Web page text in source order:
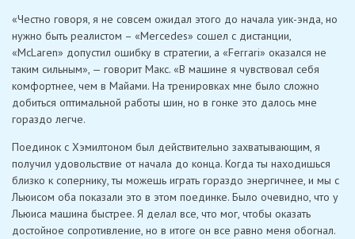
«Честно говоря, я не совсем ожидал этого до начала уик-энда, но
нужно быть реалистом – «Mercedes» сошел с дистанции,
«McLaren» допустил ошибку в стратегии, а «Ferrari» оказался не
таким сильным», — говорит Макс. «В машине я чувствовал себя
комфортнее, чем в Майами. На тренировках мне было сложно
добиться оптимальной работы шин, но в гонке это далось мне
гораздо легче.
Поединок с Хэмилтоном был действительно захватывающим, я
получил удовольствие от начала до конца. Когда ты находишься
близко к сопернику, ты можешь играть гораздо энергичнее, и мы с
Льюисом оба показали это в этом поединке. Было очевидно, что у
Льюиса машина быстрее. Я делал все, что мог, чтобы оказать
достойное сопротивление, но в итоге он все равно меня обогнал.